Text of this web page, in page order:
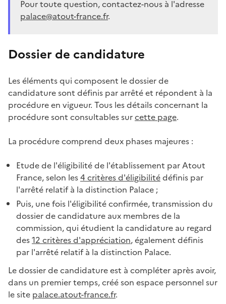
Pour toute question, contactez-nous à l'adresse
palace@atout-france.fr.
Dossier de candidature
Les éléments qui composent le dossier de
candidature sont définis par arrêté et répondent à la
procédure en vigueur. Tous les détails concernant la
procédure sont consultables surcette page.
La procédure comprend deux phases majeures :
Etude de l'éligibilité de l'établissement par Atout
France, selon les4 critères d'éligibilitédéfinis par
l'arrêté relatif à la distinction Palace ;
Puis, une fois l'éligibilité confirmée, transmission du
dossier de candidature aux membres de la
commission, qui étudient la candidature au regard
des12 critères d'appréciation, également définis
par l'arrêté relatif à la distinction Palace.
Le dossier de candidature est à compléter après avoir,
dans un premier temps, créé son espace personnel sur
le site palace.atout-france.fr.